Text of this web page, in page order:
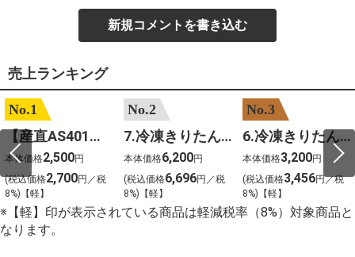
新規コメントを書き込む
売上ランキング
No.1
【産直AS401】嶽きみ（サニーショコラ）６本
本体価格2,500円
(税込価格2,700円／税
8%)【軽】
No.2
7.冷凍きりたんぽセットM 野菜なし 4人前
本体価格6,200円
(税込価格6,696円／税
8%)【軽】
No.3
6.冷凍きりたんぽセットＳ 野菜なし 2人前
本体価格3,200円
(税込価格3,456円／税
8%)【軽】
※【軽】印が表示されている商品は軽減税率（8%）対象商品と
なります。